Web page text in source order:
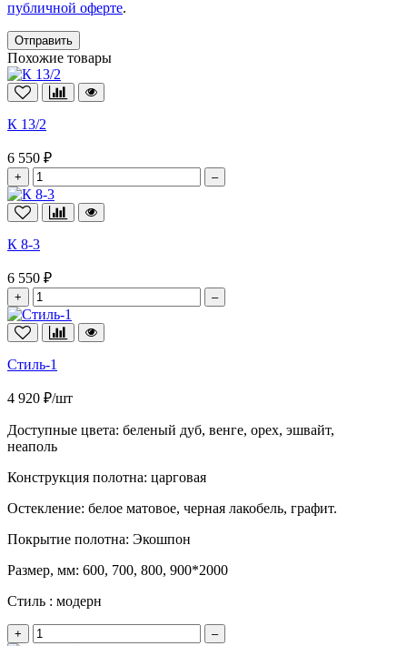
публичной оферте.
Отправить
Похожие товары
К 13/2
6 550 ₽
+ –
К 8-3
6 550 ₽
+ –
Стиль-1
4 920 ₽/шт
Доступные цвета: беленый дуб, венге, орех, эшвайт,
неаполь
Конструкция полотна: царговая
Остекление: белое матовое, черная лакобель, графит.
Покрытие полотна: Экошпон
Размер, мм: 600, 700, 800, 900*2000
Стиль : модерн
+ –